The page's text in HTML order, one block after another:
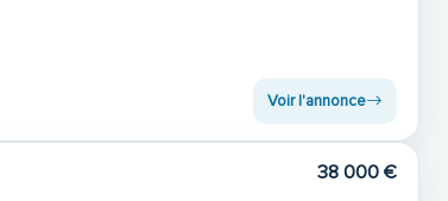
Voir l'annonce
38 000 €